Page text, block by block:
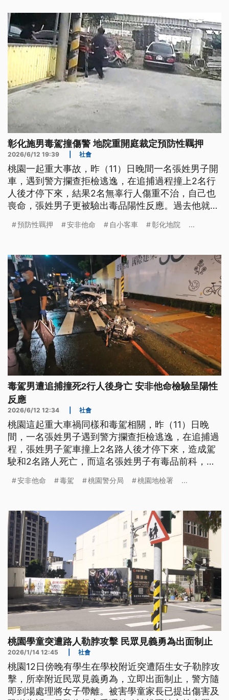
彰化施男毒駕撞傷警 地院重開庭裁定預防性羈押
2026/6/12 19:39 社會
桃園一起重大事故，昨（11）日晚間一名張姓男子開
車，遇到警方攔查拒檢逃逸，在追捕過程撞上2名行
人後才停下來，結果2名無辜行人傷重不治，自己也
喪命，張姓男子更被驗出毒品陽性反應。過去他就有
協會也偕同律師，協助扣押被告財產。另外同樣是毒
子毒駕衝撞，原本施姓男子獲得法院裁定無保請回，
彰化地院今（12）日重開羈押庭，最後裁准預防性羈
押。
預防性羈押 安非他命 自小客車 彰化地院 ...
毒駕男遭追捕撞死2行人後身亡 安非他命檢驗呈陽性
反應
2026/6/12 12:34 社會
桃園這起重大車禍同樣和毒駕相關，昨（11）日晚
間，一名張姓男子遇到警方攔查拒檢逃逸，在追捕過
程，張姓男子駕車撞上2名路人後才停下來，造成駕
駛和2名路人死亡，而這名張姓男子有毒品前科，經
家屬表達哀悼，針對整起追捕行動的流程，則表示將
安非他命 毒駕 桃園警分局 桃園地檢署 ...
桃園學童突遭路人勒脖攻擊 民眾見義勇為出面制止
2026/1/14 12:45 社會
桃園12日傍晚有學生在學校附近突遭陌生女子勒脖攻
擊，所幸附近民眾見義勇為，立即出面制止，警方隨
即到場處理將女子帶離。被害學童家長已提出傷害及